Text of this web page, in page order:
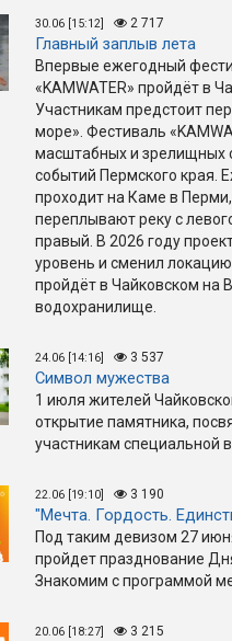
30.06 [15:12] 2 717
Главный заплыв лета
Впервые ежегодный
«KAMWATER» пройдёт в
Участникам предстоит
море». Фестиваль
масштабных и зрелищных
событий Пермского края.
проходит на Каме в Перми,
переплывают реку с
правый. В 2026 году
уровень и сменил
пройдёт в Чайковском на
водохранилище.
24.06 [14:16] 3 537
Символ мужества
1 июля жителей
открытие памятника,
участникам специальной
22.06 [19:10] 3 190
"Мечта. Гордость.
Под таким девизом 27
пройдет празднование
Знакомим с программой
20.06 [18:27] 3 215